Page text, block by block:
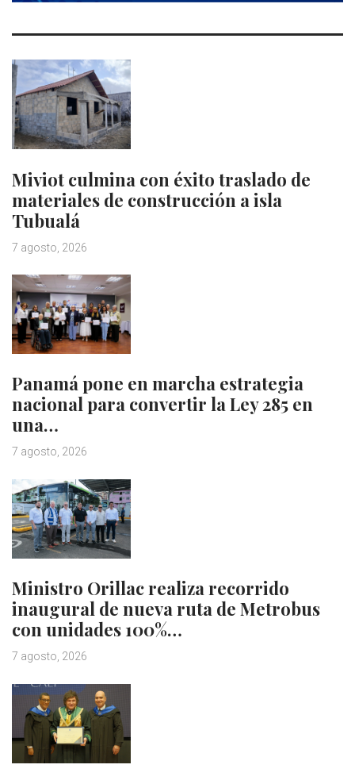
Miviot culmina con éxito traslado de
materiales de construcción a isla
Tubualá
7 agosto, 2026
Panamá pone en marcha estrategia
nacional para convertir la Ley 285 en
una…
7 agosto, 2026
Ministro Orillac realiza recorrido
inaugural de nueva ruta de Metrobus
con unidades 100%…
7 agosto, 2026